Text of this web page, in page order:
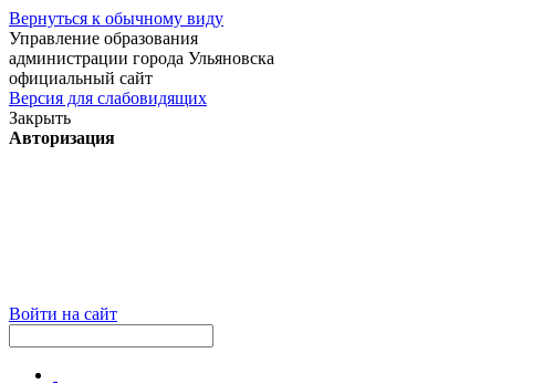
Вернуться к обычному виду
Управление образования
администрации города Ульяновска
официальный сайт
Версия для слабовидящих
Закрыть
Авторизация
Войти на сайт